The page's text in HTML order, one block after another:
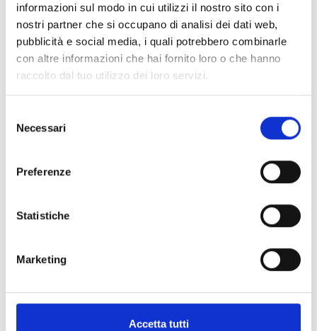
informazioni sul modo in cui utilizzi il nostro sito con i
nostri partner che si occupano di analisi dei dati web,
pubblicità e social media, i quali potrebbero combinarle
con altre informazioni che hai fornito loro o che hanno
raccolto dal tuo utilizzo dei loro servizi.
delNecessari
Preferenze
Statistiche
Marketing
Accetta tutti
Weitere
Informationen
anfordern
Finden
Sie einen
Inim-
Händler
ENTDECKE DIE ANDEREN
KATEGORIEN